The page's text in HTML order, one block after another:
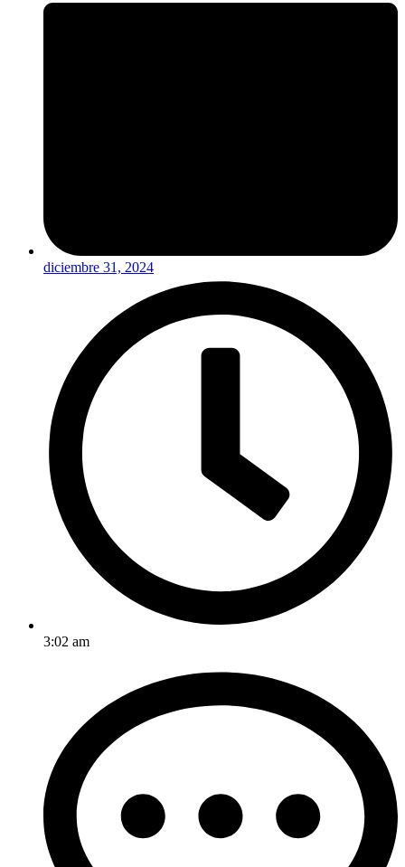
diciembre 31, 2024
3:02 am